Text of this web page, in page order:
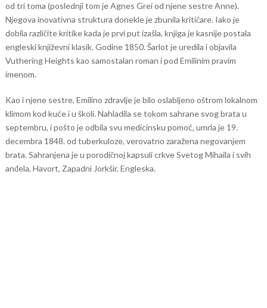
od tri toma (poslednji tom je Agnes Grei od njene sestre Anne).
Njegova inovativna struktura donekle je zbunila kritičare. Iako je
dobila različite kritike kada je prvi put izašla, knjiga je kasnije postala
engleski književni klasik. Godine 1850. Šarlot je uredila i objavila
Vuthering Heights kao samostalan roman i pod Emilinim pravim
imenom.
Kao i njene sestre, Emilino zdravlje je bilo oslabljeno oštrom lokalnom
klimom kod kuće i u školi. Nahladila se tokom sahrane svog brata u
septembru, i pošto je odbila svu medicinsku pomoć, umrla je 19.
decembra 1848. od tuberkuloze, verovatno zaražena negovanjem
brata. Sahranjena je u porodičnoj kapsuli crkve Svetog Mihaila i svih
anđela, Havort, Zapadni Jorkšir, Engleska.